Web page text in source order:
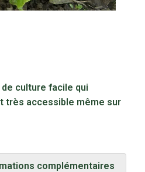
culture facile qui
très accessible même sur
complémentaires